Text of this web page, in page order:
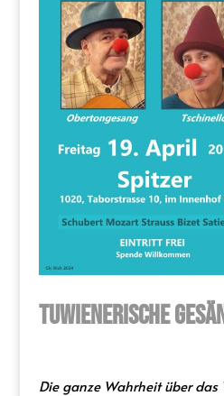
TuWIENerische
Die ganze Wahrheit über